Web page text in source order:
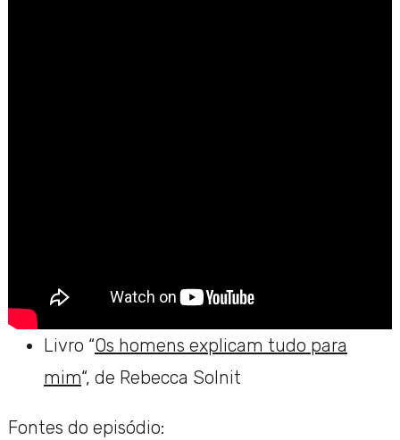
Livro “Os homens explicam tudo para
mim“, de Rebecca Solnit
Fontes do episódio: